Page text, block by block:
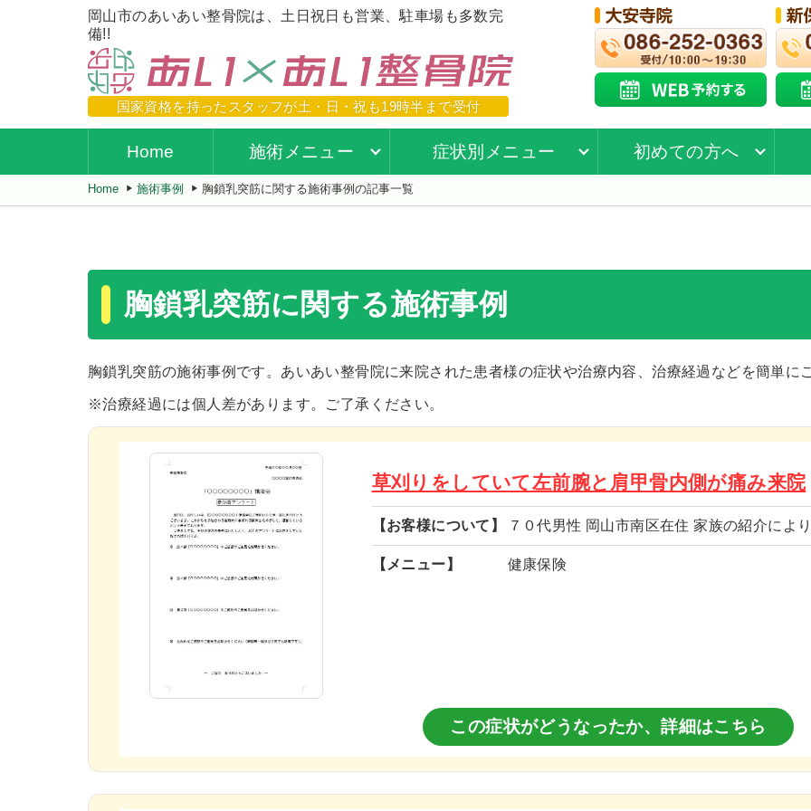
岡山市のあいあい整骨院は、土日祝日も営業、駐車場も多数完
備!!
国家資格を持ったスタッフが土・日・祝も19時半まで受付
Home 施術メニュー 症状別メニュー 初めての方へ
Home 施術事例 胸鎖乳突筋に関する施術事例の記事一覧
胸鎖乳突筋に関する施術事例
胸鎖乳突筋の施術事例です。あいあい整骨院に来院された患者様の症状や治療内容、治療経過などを簡単に
※治療経過には個人差があります。ご了承ください。
草刈りをしていて左前腕と肩甲骨内側が痛み来院
【お客様について】 ７０代男性 岡山市南区在住 家族の紹介によ
【メニュー】 健康保険
この症状がどうなったか、詳細はこちら